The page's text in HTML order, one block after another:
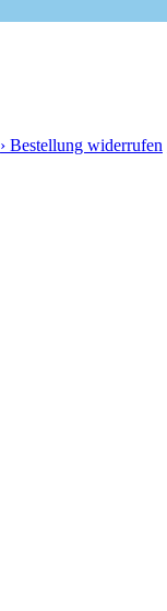
› Bestellung widerrufen